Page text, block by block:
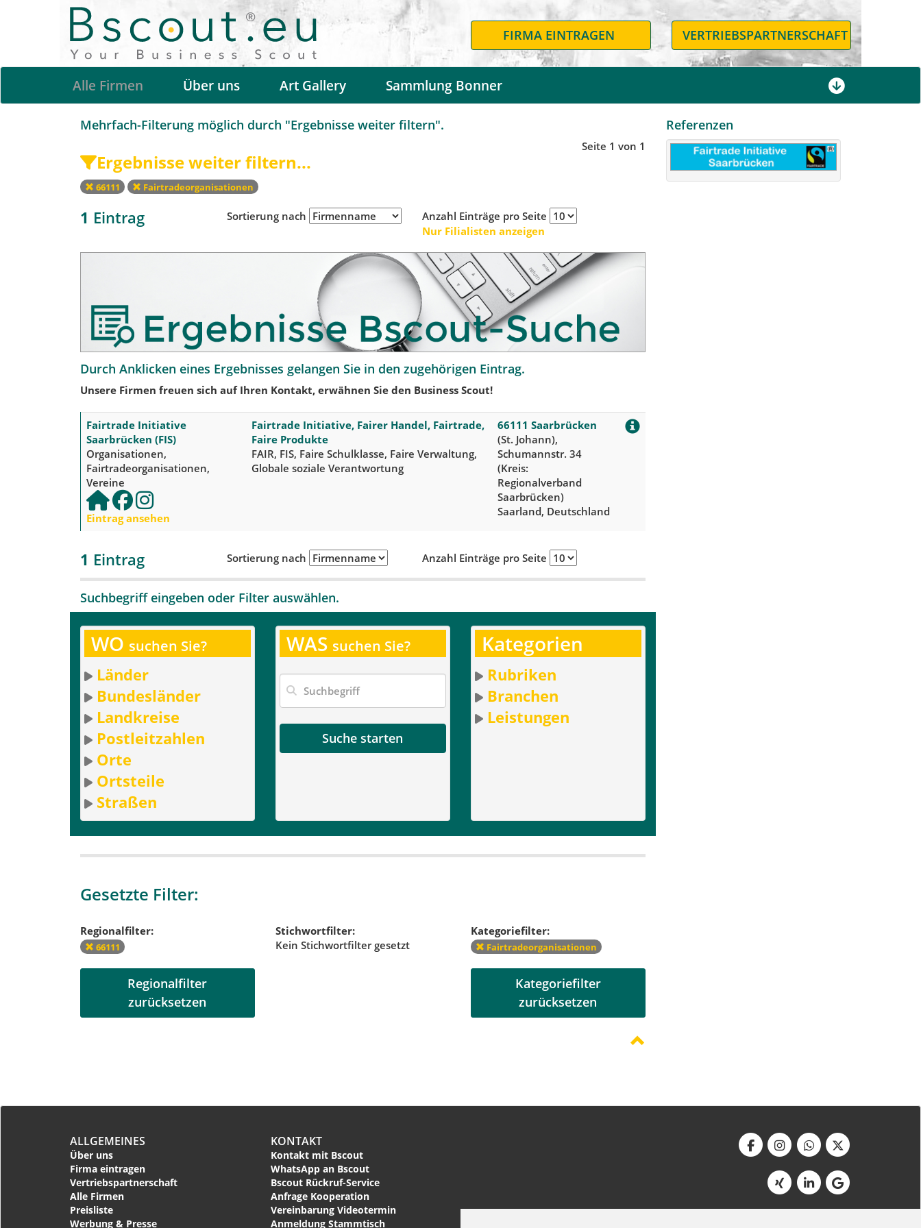
FIRMA EINTRAGEN VERTRIEBSPARTNERSCHAFT
Alle Firmen Über uns Art Gallery Sammlung Bonner
Mehrfach-Filterung möglich durch "Ergebnisse weiter filtern".
Ergebnisse weiter filtern...
Seite 1 von 1
66111 Fairtradeorganisationen
1 Eintrag Sortierung nach
Anzahl Einträge pro Seite
Nur Filialisten anzeigen
Durch Anklicken eines Ergebnisses gelangen Sie in den zugehörigen Eintrag.
Unsere Firmen freuen sich auf Ihren Kontakt, erwähnen Sie den Business Scout!
Fairtrade Initiative
Saarbrücken (FIS)
Organisationen,
Fairtradeorganisationen,
Vereine
Eintrag ansehen
Fairtrade Initiative, Fairer Handel, Fairtrade,
Faire Produkte
FAIR, FIS, Faire Schulklasse, Faire Verwaltung,
Globale soziale Verantwortung
66111 Saarbrücken
(St. Johann),
Schumannstr. 34
(Kreis:
Regionalverband
Saarbrücken)
Saarland, Deutschland
1 Eintrag Sortierung nach Anzahl Einträge pro Seite
Suchbegriff eingeben oder Filter auswählen.
WO suchen Sie?
Länder
Bundesländer
Landkreise
Postleitzahlen
Orte
Ortsteile
Straßen
WAS suchen Sie?
Suche starten
Kategorien
Rubriken
Branchen
Leistungen
Gesetzte Filter:
Regionalfilter:
66111
Stichwortfilter:
Kein Stichwortfilter gesetzt
Kategoriefilter:
Fairtradeorganisationen
Regionalfilter
zurücksetzen
Kategoriefilter
zurücksetzen
Referenzen
ALLGEMEINES
Über uns
Firma eintragen
Vertriebspartnerschaft
Alle Firmen
Preisliste
Werbung & Presse
KONTAKT
Kontakt mit Bscout
WhatsApp an Bscout
Bscout Rückruf-Service
Anfrage Kooperation
Vereinbarung Videotermin
Anmeldung Stammtisch